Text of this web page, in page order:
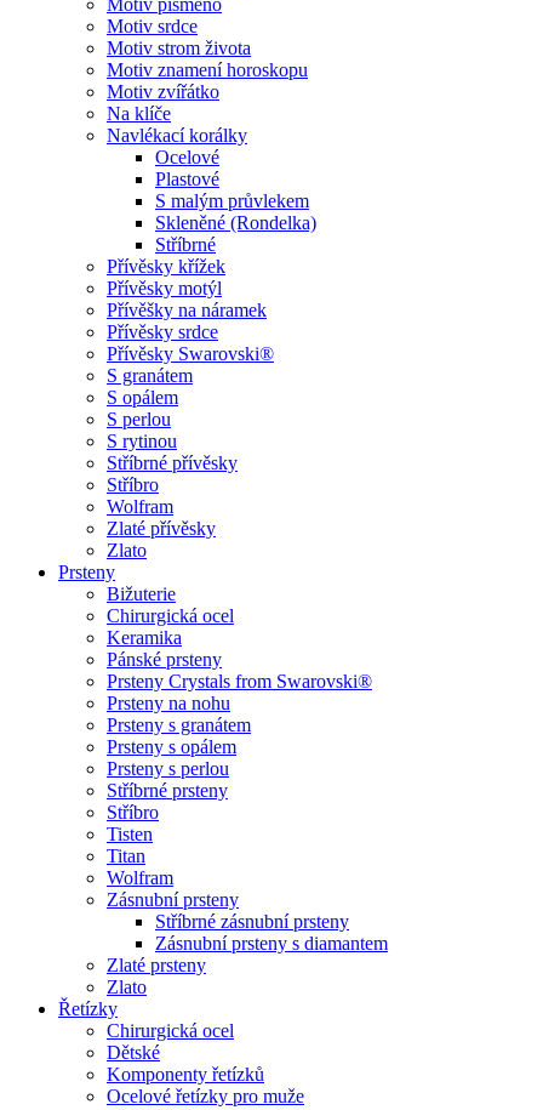
Motiv písmeno
Motiv srdce
Motiv strom života
Motiv znamení horoskopu
Motiv zvířátko
Na klíče
Navlékací korálky
Ocelové
Plastové
S malým průvlekem
Skleněné (Rondelka)
Stříbrné
Přívěsky křížek
Přívěsky motýl
Přívěšky na náramek
Přívěsky srdce
Přívěsky Swarovski®
S granátem
S opálem
S perlou
S rytinou
Stříbrné přívěsky
Stříbro
Wolfram
Zlaté přívěsky
Zlato
Prsteny
Bižuterie
Chirurgická ocel
Keramika
Pánské prsteny
Prsteny Crystals from Swarovski®
Prsteny na nohu
Prsteny s granátem
Prsteny s opálem
Prsteny s perlou
Stříbrné prsteny
Stříbro
Tisten
Titan
Wolfram
Zásnubní prsteny
Stříbrné zásnubní prsteny
Zásnubní prsteny s diamantem
Zlaté prsteny
Zlato
Řetízky
Chirurgická ocel
Dětské
Komponenty řetízků
Ocelové řetízky pro muže